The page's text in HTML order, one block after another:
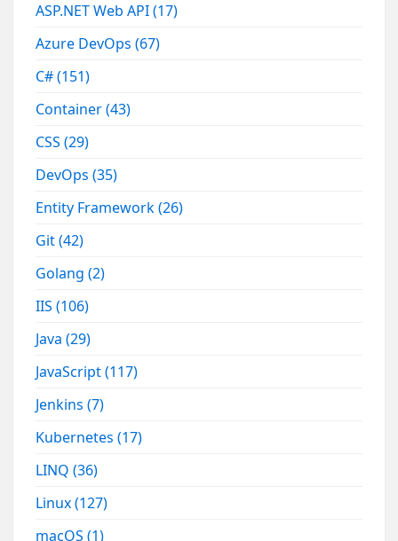
ASP.NET Web API(17)
Azure DevOps(67)
C#(151)
Container(43)
CSS(29)
DevOps(35)
Entity Framework(26)
Git(42)
Golang(2)
IIS(106)
Java(29)
JavaScript(117)
Jenkins(7)
Kubernetes(17)
LINQ(36)
Linux(127)
macOS(1)